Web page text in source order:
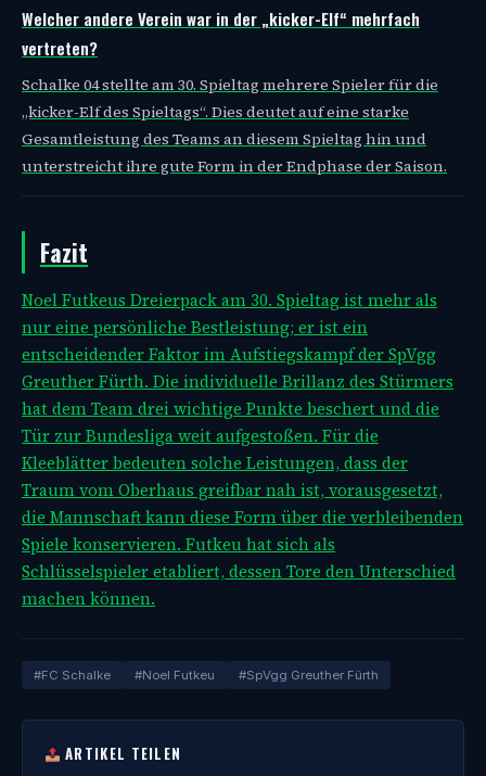
Welcher andere Verein war in der „kicker-Elf“ mehrfach
vertreten?
Schalke 04 stellte am 30. Spieltag mehrere Spieler für die
„kicker-Elf des Spieltags“. Dies deutet auf eine starke
Gesamtleistung des Teams an diesem Spieltag hin und
unterstreicht ihre gute Form in der Endphase der Saison.
Fazit
Noel Futkeus Dreierpack am 30. Spieltag ist mehr als
nur eine persönliche Bestleistung; er ist ein
entscheidender Faktor im Aufstiegskampf der SpVgg
Greuther Fürth. Die individuelle Brillanz des Stürmers
hat dem Team drei wichtige Punkte beschert und die
Tür zur Bundesliga weit aufgestoßen. Für die
Kleeblätter bedeuten solche Leistungen, dass der
Traum vom Oberhaus greifbar nah ist, vorausgesetzt,
die Mannschaft kann diese Form über die verbleibenden
Spiele konservieren. Futkeu hat sich als
Schlüsselspieler etabliert, dessen Tore den Unterschied
machen können.
#FC Schalke #Noel Futkeu #SpVgg Greuther Fürth
ARTIKEL TEILEN